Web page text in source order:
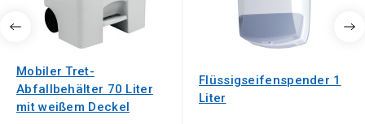
Mobiler Tret-
Abfallbehälter 70 Liter
mit weißem Deckel
Flüssigseifenspender 1
Liter